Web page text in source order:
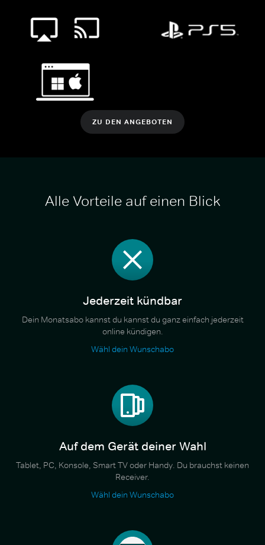
ZU DEN ANGEBOTEN
Alle Vorteile auf einen Blick
Jederzeit kündbar
Dein Monatsabo kannst du kannst du ganz einfach jederzeit
online kündigen.
Wähl dein Wunschabo
Auf dem Gerät deiner Wahl
Tablet, PC, Konsole, Smart TV oder Handy. Du brauchst keinen
Receiver.
Wähl dein Wunschabo